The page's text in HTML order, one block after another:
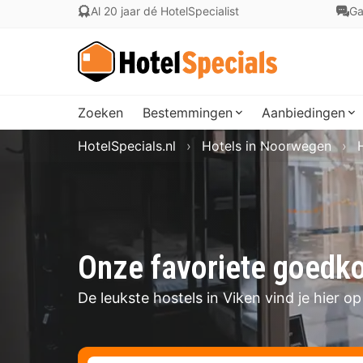
Al 20 jaar dé HotelSpecialist
Zoeken Bestemmingen Aanbiedingen
Onze favoriete
De leukste hostels in Viken vind je hier
HotelSpecials.nl Hotels in Noorwegen